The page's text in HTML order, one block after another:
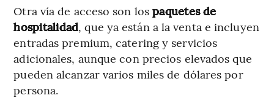
Otra vía de acceso son lospaquetes de
hospitalidad, que ya están a la venta e incluyen
entradas premium, catering y servicios
adicionales, aunque con precios elevados que
pueden alcanzar varios miles de dólares por
persona.